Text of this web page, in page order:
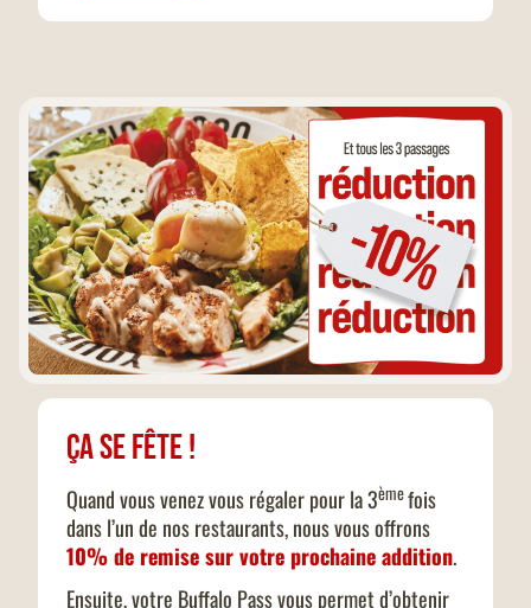
Ça se fête !
Quand vous venez vous régaler pour la 3èmefois
dans l’un de nos restaurants, nous vous offrons
10% de remise sur votre prochaine addition.
Ensuite, votre Buffalo Pass vous permet d’obtenir